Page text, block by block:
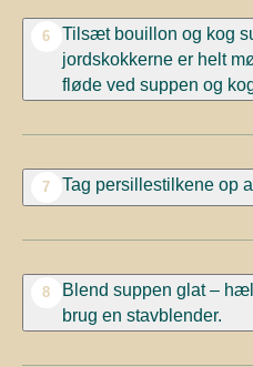
6
Tilsæt bouillon og kog
jordskokkerne er helt
fløde ved suppen og
7 Tag persillestilkene op
8
Blend suppen glat –
brug en stavblender.